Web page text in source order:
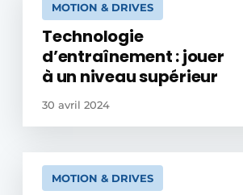
MOTION & DRIVES
Technologie
d’entraînement : jouer
à un niveau supérieur
30 avril 2024
MOTION & DRIVES